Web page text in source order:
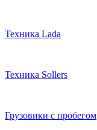
Техника Lada
Техника Sollers
Грузовики с пробегом